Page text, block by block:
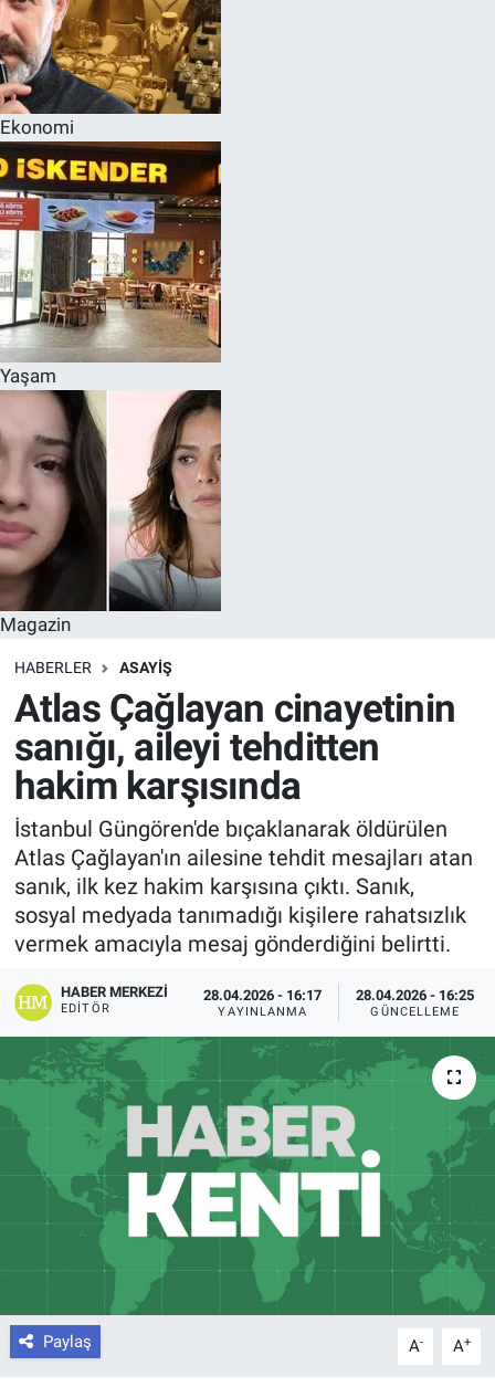
Ekonomi
Yaşam
Magazin
HABERLER ASAYIŞ
Atlas Çağlayan cinayetinin
sanığı, aileyi tehditten
hakim karşısında
İstanbul Güngören'de bıçaklanarak öldürülen
Atlas Çağlayan'ın ailesine tehdit mesajları atan
sanık, ilk kez hakim karşısına çıktı. Sanık,
sosyal medyada tanımadığı kişilere rahatsızlık
vermek amacıyla mesaj gönderdiğini belirtti.
HABER MERKEZI
EDITÖR
28.04.2026 - 16:17
YAYINLANMA
28.04.2026 - 16:25
GÜNCELLEME
Paylaş A- A+